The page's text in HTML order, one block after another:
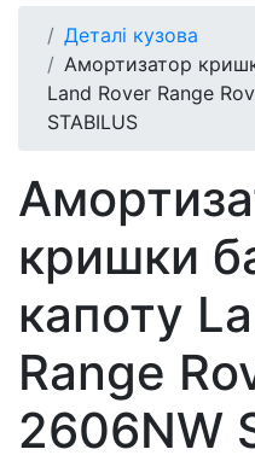
Деталі кузова
Амортизатор
Land Rover Range
STABILUS
кришки
капоту
Range
2606NW